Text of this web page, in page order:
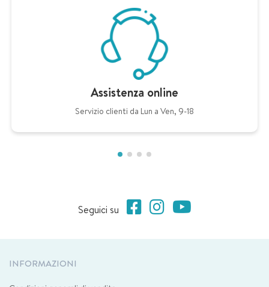
Assistenza online
Servizio clienti da Lun a Ven, 9-18
Seguici su
INFORMAZIONI